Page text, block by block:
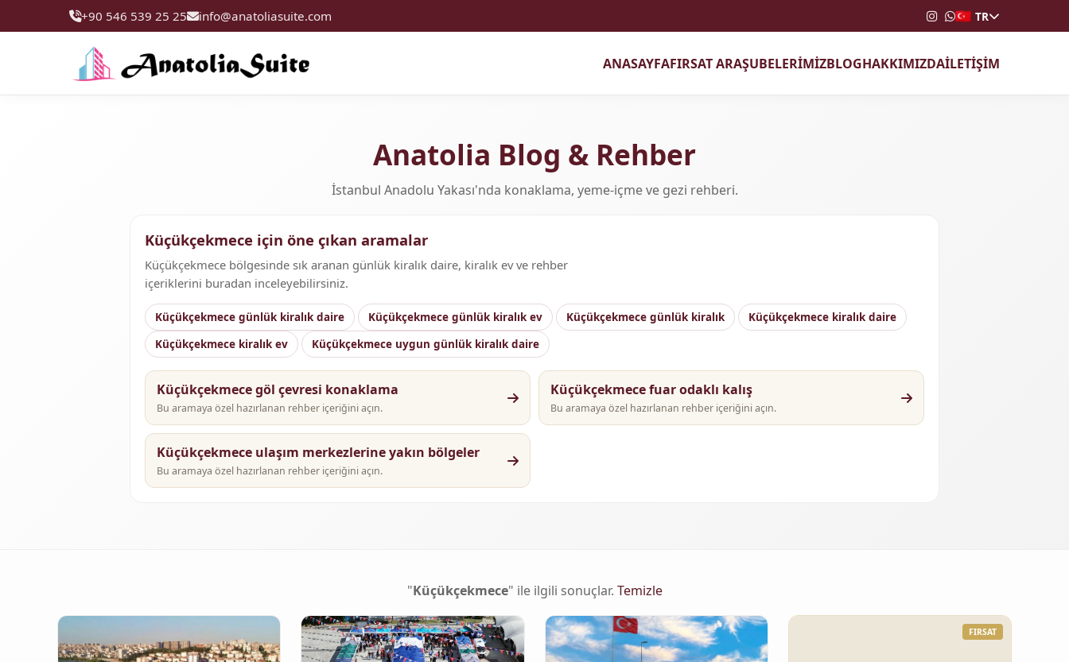
+90 546 539 25 25 info@anatoliasuite.com TR
ANASAYFAFIRSAT ARAŞUBELERİMİZBLOGHAKKIMIZDAİLETİŞİM
Anatolia Blog & Rehber
İstanbul Anadolu Yakası'nda konaklama, yeme-içme ve gezi rehberi.
Küçükçekmece için öne çıkan aramalar
Küçükçekmece bölgesinde sık aranan günlük kiralık daire, kiralık ev ve rehber
içeriklerini buradan inceleyebilirsiniz.
Küçükçekmece günlük kiralık daire Küçükçekmece günlük kiralık ev Küçükçekmece günlük kiralık
Küçükçekmece kiralık daire
Küçükçekmece kiralık ev
Küçükçekmece uygun günlük kiralık daire
Küçükçekmece göl çevresi konaklama
Bu aramaya özel hazırlanan rehber içeriğini açın.
Küçükçekmece fuar odaklı kalış
Bu aramaya özel hazırlanan rehber içeriğini açın.
Küçükçekmece ulaşım merkezlerine yakın bölgeler
Bu aramaya özel hazırlanan rehber içeriğini açın.
"Küçükçekmece" ile ilgili sonuçlar. Temizle